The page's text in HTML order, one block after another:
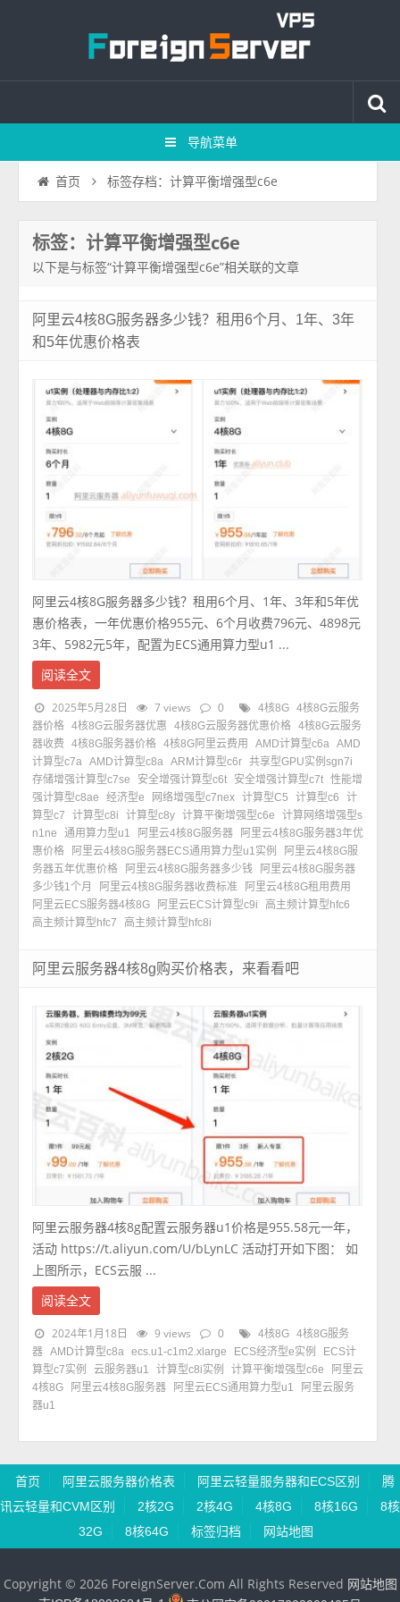
导航菜单
首页 标签存档：计算平衡增强型c6e
标签：计算平衡增强型c6e
以下是与标签“计算平衡增强型c6e”相关联的文章
阿里云4核8G服务器多少钱？租用6个月、1年、3年
和5年优惠价格表
阿里云4核8G服务器多少钱？租用6个月、1年、3年和5年优
惠价格表，一年优惠价格955元、6个月收费796元、4898元
3年、5982元5年，配置为ECS通用算力型u1 ...
阅读全文
2025年5月28日 7 views 0 4核8G
4核8G云服务
器价格 4核8G云服务器优惠 4核8G云服务器优惠价格 4核8G云服务
器收费
4核8G服务器价格 4核8G阿里云费用 AMD计算型c6a
AMD
计算型c7a
AMD计算型c8a ARM计算型c6r 共享型GPU实例sgn7i
存储增强计算型c7se
安全增强计算型c6t 安全增强计算型c7t 性能增
强计算型c8ae
经济型e 网络增强型c7nex 计算型C5 计算型c6
计
算型c7
计算型c8i 计算型c8y 计算平衡增强型c6e
计算网络增强型s
n1ne
通用算力型u1 阿里云4核8G服务器
阿里云4核8G服务器3年优
惠价格
阿里云4核8G服务器ECS通用算力型u1实例
阿里云4核8G服
务器五年优惠价格
阿里云4核8G服务器多少钱
阿里云4核8G服务器
多少钱1个月
阿里云4核8G服务器收费标准
阿里云4核8G租用费用
阿里云ECS服务器4核8G
阿里云ECS计算型c9i
高主频计算型hfc6
高主频计算型hfc7
高主频计算型hfc8i
阿里云服务器4核8g购买价格表，来看看吧
阿里云服务器4核8g配置云服务器u1价格是955.58元一年，
活动 https://t.aliyun.com/U/bLynLC 活动打开如下图： 如
上图所示，ECS云服 ...
阅读全文
2024年1月18日 9 views 0 4核8G
4核8G服务
器 AMD计算型c8a ecs.u1-c1m2.xlarge ECS经济型e实例
ECS计
算型c7实例
云服务器u1 计算型c8i实例 计算平衡增强型c6e
阿里云
4核8G
阿里云4核8G服务器 阿里云ECS通用算力型u1
阿里云服务
器u1
首页 阿里云服务器价格表 阿里云轻量服务器和ECS区别
腾
讯云轻量和CVM区别
2核2G 2核4G 4核8G 8核16G
8核
32G
8核64G 标签归档 网站地图
Copyright © 2026 ForeignServer.Com All Rights Reserved 网站地图